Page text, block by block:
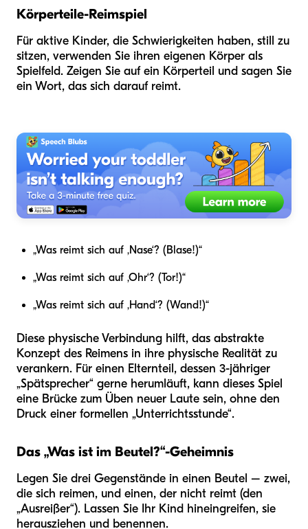
Körperteile-Reimspiel
Für aktive Kinder, die Schwierigkeiten haben, still zu
sitzen, verwenden Sie ihren eigenen Körper als
Spielfeld. Zeigen Sie auf ein Körperteil und sagen Sie
ein Wort, das sich darauf reimt.
„Was reimt sich auf ‚Nase‘? (Blase!)“
„Was reimt sich auf ‚Ohr‘? (Tor!)“
„Was reimt sich auf ‚Hand‘? (Wand!)“
Diese physische Verbindung hilft, das abstrakte
Konzept des Reimens in ihre physische Realität zu
verankern. Für einen Elternteil, dessen 3-jähriger
„Spätsprecher“ gerne herumläuft, kann dieses Spiel
eine Brücke zum Üben neuer Laute sein, ohne den
Druck einer formellen „Unterrichtsstunde“.
Das „Was ist im Beutel?“-Geheimnis
Legen Sie drei Gegenstände in einen Beutel – zwei,
die sich reimen, und einen, der nicht reimt (den
„Ausreißer“). Lassen Sie Ihr Kind hineingreifen, sie
herausziehen und benennen.